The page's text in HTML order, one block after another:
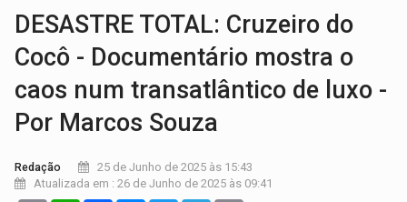
DESASTRE TOTAL: Cruzeiro do
Cocô - Documentário mostra o
caos num transatlântico de luxo -
Por Marcos Souza
Redação
25 de Junho de 2025 às 15:43
Atualizada em : 26 de Junho de 2025 às 09:41